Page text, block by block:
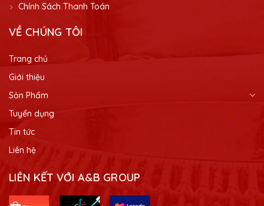
Chính Sách Thanh Toán
VỀ CHÚNG TÔI
Trang chủ
Giới thiệu
Sản Phẩm
Tuyển dụng
Tin tức
Liên hệ
LIÊN KẾT VỚI A&B GROUP